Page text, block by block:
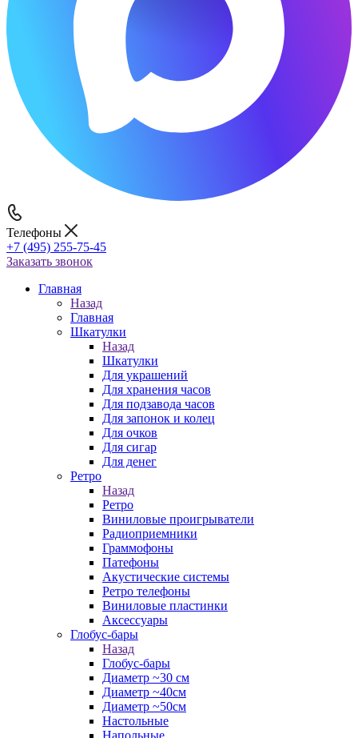
Телефоны
+7 (495) 255-75-45
Заказать звонок
Главная
Назад
Главная
Шкатулки
Назад
Шкатулки
Для украшений
Для хранения часов
Для подзавода часов
Для запонок и колец
Для очков
Для сигар
Для денег
Ретро
Назад
Ретро
Виниловые проигрыватели
Радиоприемники
Граммофоны
Патефоны
Акустические системы
Ретро телефоны
Виниловые пластинки
Аксессуары
Глобус-бары
Назад
Глобус-бары
Диаметр ~30 см
Диаметр ~40см
Диаметр ~50см
Настольные
Напольные